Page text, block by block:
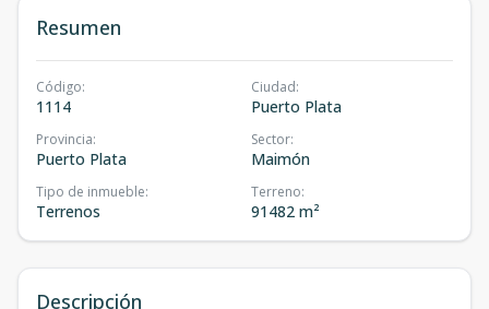
Resumen
Código:
1114
Ciudad:
Puerto Plata
Provincia:
Puerto Plata
Sector:
Maimón
Tipo de inmueble:
Terrenos
Terreno:
91482 m²
Descripción